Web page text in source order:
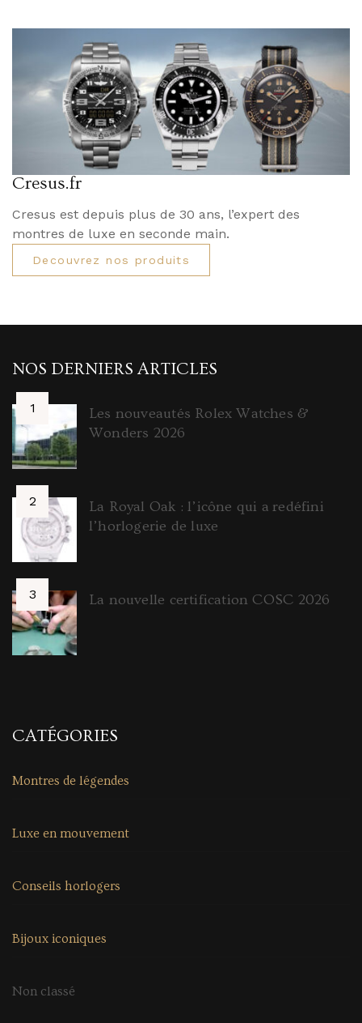
Cresus.fr
Cresus est depuis plus de 30 ans, l’expert des
montres de luxe en seconde main.
Decouvrez nos produits
NOS DERNIERS ARTICLES
Les nouveautés Rolex Watches &
Wonders 2026
La Royal Oak : l’icône qui a redéfini
l’horlogerie de luxe
La nouvelle certification COSC 2026
CATÉGORIES
Montres de légendes
Luxe en mouvement
Conseils horlogers
Bijoux iconiques
Non classé